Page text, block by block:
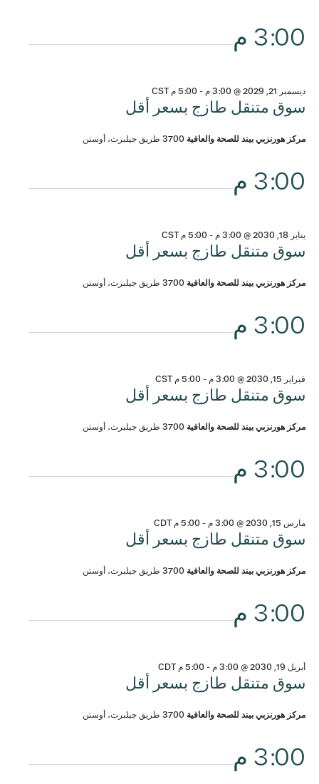
3:00 م
سوق متنقل طازج بسعر أقل
ديسمبر 21, 2029 @ 3:00 م -5:00 م CST
مركز هورنزبي بيند للصحة والعافية3700 طريق جيلبرت، أوستن
3:00 م
سوق متنقل طازج بسعر أقل
يناير 18, 2030 @ 3:00 م -5:00 م CST
مركز هورنزبي بيند للصحة والعافية3700 طريق جيلبرت، أوستن
3:00 م
سوق متنقل طازج بسعر أقل
فبراير 15, 2030 @ 3:00 م -5:00 م CST
مركز هورنزبي بيند للصحة والعافية3700 طريق جيلبرت، أوستن
3:00 م
سوق متنقل طازج بسعر أقل
مارس 15, 2030 @ 3:00 م -5:00 م CDT
مركز هورنزبي بيند للصحة والعافية3700 طريق جيلبرت، أوستن
3:00 م
سوق متنقل طازج بسعر أقل
أبريل 19, 2030 @ 3:00 م -5:00 م CDT
مركز هورنزبي بيند للصحة والعافية3700 طريق جيلبرت، أوستن
3:00 م